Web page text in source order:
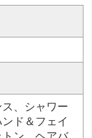
、シャワー
ド＆フェイ